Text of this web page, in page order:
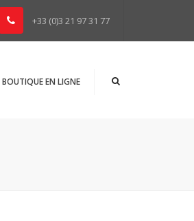
+33 (0)3 21 97 31 77
BOUTIQUE EN LIGNE